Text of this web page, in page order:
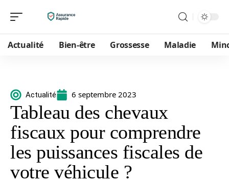
Actualité Bien-être Grossesse Maladie
Actualité 6 septembre 2023
Tableau des chevaux
fiscaux pour comprendre
les puissances fiscales de
votre véhicule ?